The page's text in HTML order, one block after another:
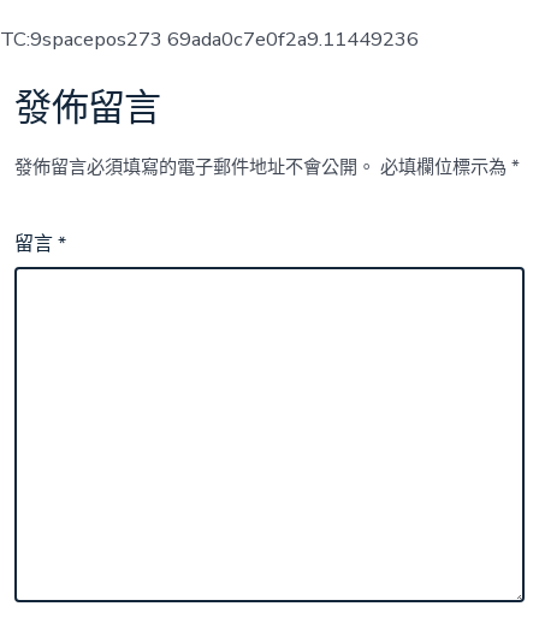
TC:9spacepos273 69ada0c7e0f2a9.11449236
發佈留言
發佈留言必須填寫的電子郵件地址不會公開。 必填欄位標示為*
留言*